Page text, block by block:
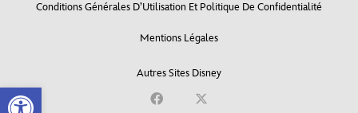
Open toolbar
Conditions Générales D’Utilisation Et Politique De Confidentialité
Mentions Légales
Autres Sites Disney